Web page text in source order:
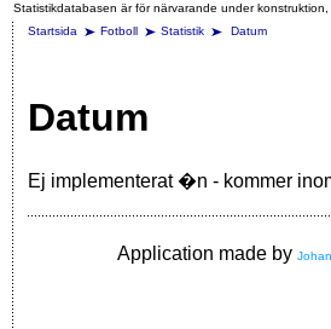
Statistikdatabasen är för närvarande under
Startsida
Fotboll Statistik Datum
Datum
Ej implementerat �n - kommer
Application made by